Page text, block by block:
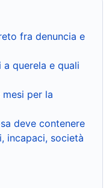
fra denuncia e
querela e quali
per la
deve contenere
incapaci, società